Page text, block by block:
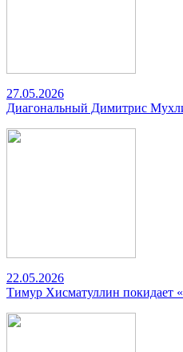
27.05.2026
Диагональный Димитрис
22.05.2026
Тимур Хисматуллин покидает